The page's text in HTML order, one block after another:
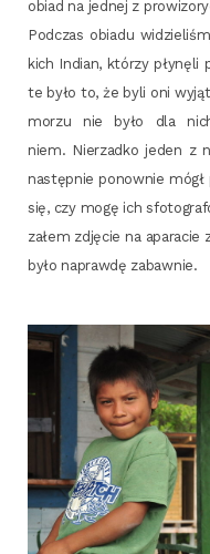
obiad na jed­nej z
Pod­czas obia­du
kich Indian, któ­rzy
te było to, że byli oni
morzu nie było dla
niem. Nie­rzad­ko jeden z
następ­nie ponow­nie
się, czy mogę ich
za­łem zdję­cie na
było napraw­dę zabawnie.